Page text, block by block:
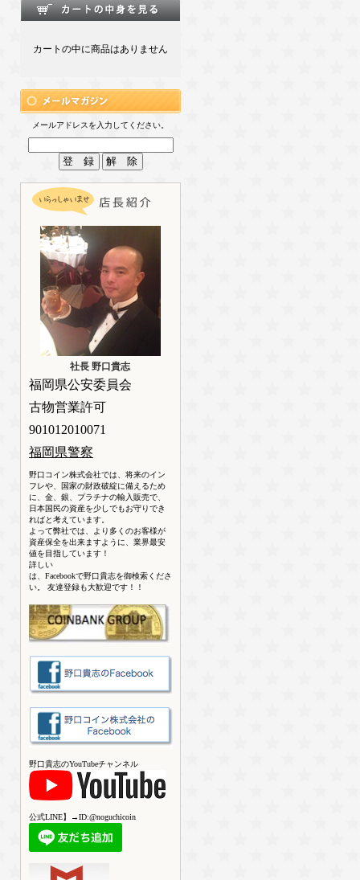
カートの中に商品はありません
メールアドレスを入力してください。
社長 野口貴志
福岡県公安委員会
古物営業許可
901012010071
福岡県警察
野口コイン株式会社では、将来のイン
フレや、国家の財政破綻に備えるため
に、金、銀、プラチナの輸入販売で、
日本国民の資産を少しでもお守りでき
ればと考えています。
よって弊社では、より多くのお客様が
資産保全を出来ますように、業界最安
値を目指しています！
詳しい
は、Facebookで野口貴志を御検索くださ
い。 友達登録も大歓迎です！！
野口貴志のYouTubeチャンネル
公式LINE】→ID:@noguchicoin